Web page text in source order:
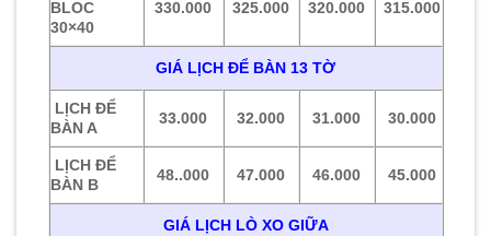
BLOC
30×40
330.000 325.000 320.000 315.000
GIÁ LỊCH ĐỂ BÀN 13 TỜ
LỊCH ĐỂ
BÀN A
33.000 32.000 31.000 30.000
LỊCH ĐỂ
BÀN B
48..000 47.000 46.000 45.000
GIÁ LỊCH LÒ XO GIỮA